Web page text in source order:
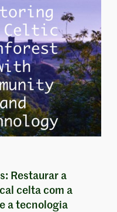
Restaurar a
celta com a
a tecnologia